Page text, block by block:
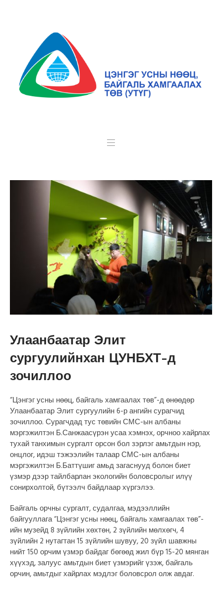
Улаанбаатар Элит
сургуулийнхан ЦУНБХТ-д
зочиллоо
“Цэнгэг усны нөөц, байгаль хамгаалах төв”-д өнөөдөр
Улаанбаатар Элит сургуулийн 6-р ангийн сурагчид
зочиллоо. Сурагчдад тус төвийн СМС-ын албаны
мэргэжилтэн Б.Санжаасүрэн усаа хэмнэх, орчноо хайрлах
тухай танхимын сургалт орсон бол зэрлэг амьтдын нэр,
онцлог, идэш тэжээлийн талаар СМС-ын албаны
мэргэжилтэн Б.Баттүшиг амьд загаснууд болон биет
үзмэр дээр тайлбарлан экологийн боловсролыг илүү
сонирхолтой, бүтээлч байдлаар хүргэлээ.
Байгаль орчны сургалт, судалгаа, мэдээллийн
байгууллага “Цэнгэг усны нөөц, байгаль хамгаалах төв”-
ийн музейд 8 зүйлийн хөхтөн, 2 зүйлийн мөлхөгч, 4
зүйлийн 2 нутагтан 15 зүйлийн шувуу, 20 зүйл шавжны
нийт 150 орчим үзмэр байдаг бөгөөд жил бүр 15-20 мянган
хүүхэд, залуус амьтдын биет үзмэрийг үзэж, байгаль
орчин, амьтдыг хайрлах мэдлэг боловсрол олж авдаг.